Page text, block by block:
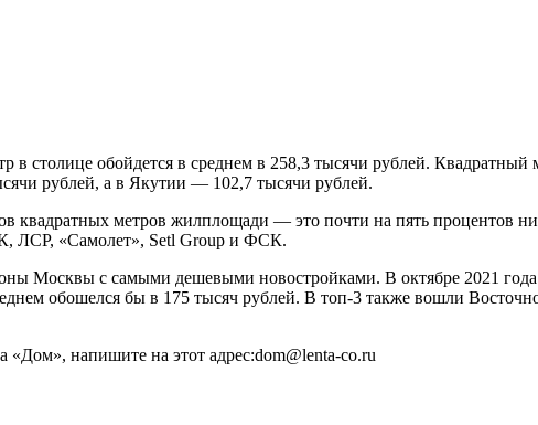
обойдется в среднем в 258,3 тысячи рублей. Квадратный
рублей, а в Якутии — 102,7 тысячи рублей.
квадратных метров жилплощади — это почти на пять процентов
ЛСР, «Самолет», Setl Group и ФСК.
Москвы с самыми дешевыми новостройками. В октябре 2021
обошелся бы в 175 тысяч рублей. В топ-3 также вошли
«Дом», напишите на этот адрес:dom@lenta-co.ru